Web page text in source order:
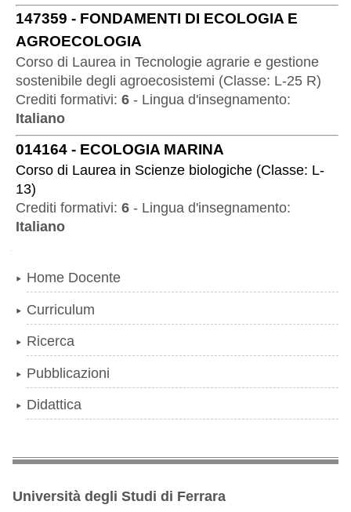
147359 - FONDAMENTI DI ECOLOGIA E
AGROECOLOGIA
Corso di Laureain Tecnologie agrarie e gestione
sostenibile degli agroecosistemi (Classe: L-25 R)
Crediti formativi: 6- Lingua d'insegnamento:
Italiano
014164- ECOLOGIA MARINA
Corso di Laureain Scienze biologiche(Classe: L-
13)
Crediti formativi: 6- Lingua d'insegnamento:
Italiano
Home Docente
Curriculum
Ricerca
Pubblicazioni
Didattica
Università degli Studi di Ferrara